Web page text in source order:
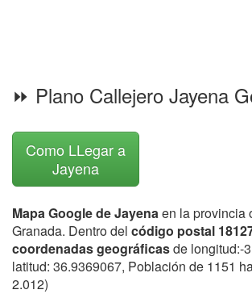
⏩ Plano Callejero Jayena
Como LLegar a
Jayena
Mapa Google de Jayenaen la provincia
Granada. Dentro del código postal
coordenadas geográficasde longitud:-
latitud: 36.9369067, Población de 1151
2.012)